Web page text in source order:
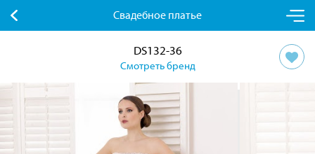
Свадебное платье
DS132-36
Смотреть бренд